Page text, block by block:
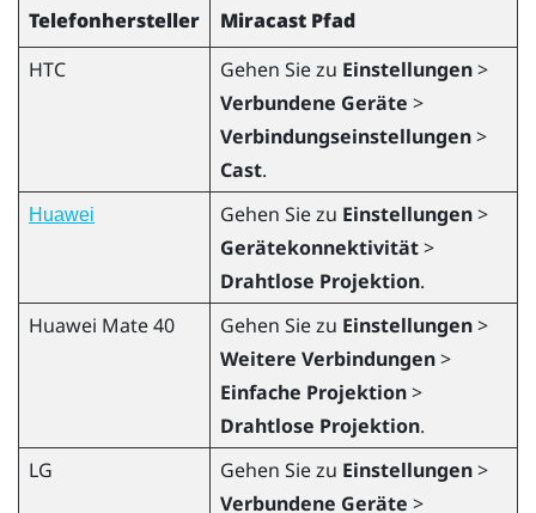
Telefonhersteller Miracast Pfad
HTC
Gehen Sie zu Einstellungen>
Verbundene Geräte >
Verbindungseinstellungen>
Cast.
Huawei Gehen Sie zu Einstellungen>
Gerätekonnektivität>
Drahtlose Projektion.
Huawei Mate 40 Gehen Sie zu Einstellungen>
Weitere Verbindungen>
Einfache Projektion>
Drahtlose Projektion.
LG
Gehen Sie zu Einstellungen>
Verbundene Geräte >